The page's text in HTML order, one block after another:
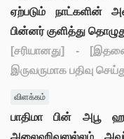
ஏற்படும் நாட்களின்
பின்னர் குளித்து
[சரியானது]
- [இதனை
இருவருமாக பதிவு
விளக்கம்
பாதிமா பின் அபூ
அலைஹிவஸல்லம்